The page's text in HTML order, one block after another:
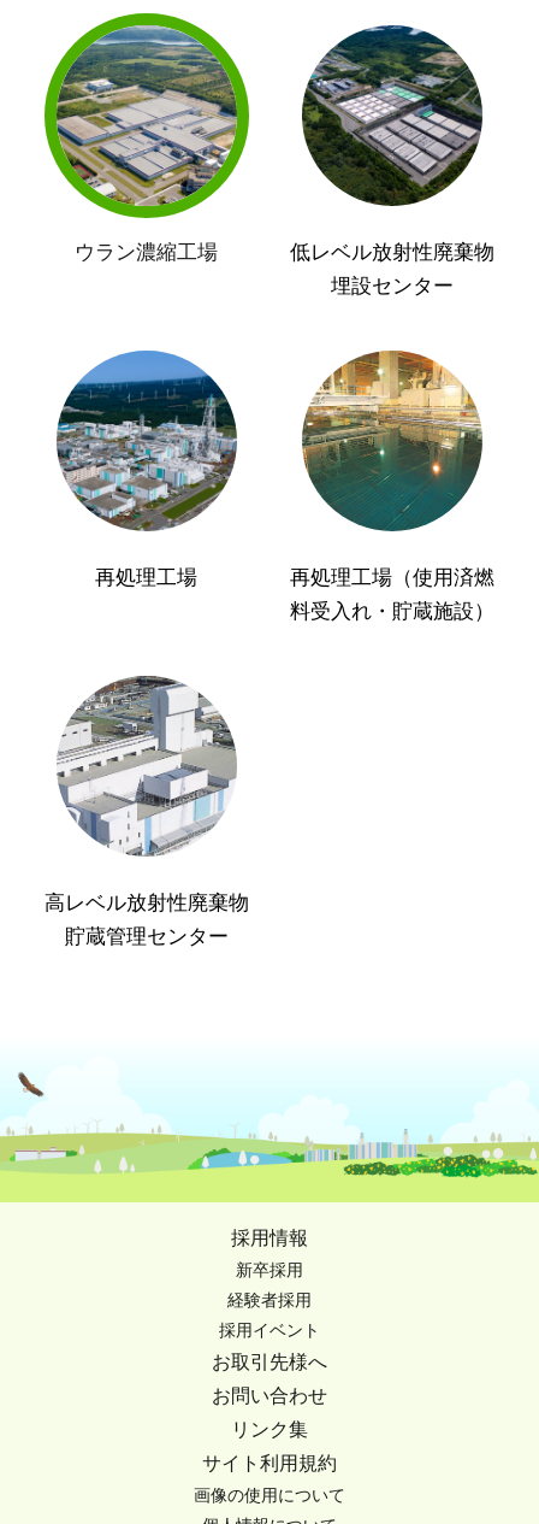
ウラン濃縮工場
低レベル放射性廃棄物
埋設センター
再処理工場
再処理工場（使用済燃
料受入れ・貯蔵施設）
高レベル放射性廃棄物
貯蔵管理センター
採用情報
新卒採用
経験者採用
採用イベント
お取引先様へ
お問い合わせ
リンク集
サイト利用規約
画像の使用について